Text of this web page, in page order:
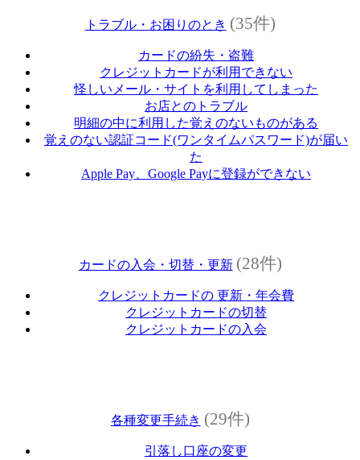
トラブル・お困りのとき (35件)
カードの紛失・盗難
クレジットカードが利用できない
怪しいメール・サイトを利用してしまった
お店とのトラブル
明細の中に利用した覚えのないものがある
覚えのない認証コード(ワンタイムパスワード)が届い
た
Apple Pay、Google Payに登録ができない
カードの入会・切替・更新 (28件)
クレジットカードの 更新・年会費
クレジットカードの切替
クレジットカードの入会
各種変更手続き (29件)
引落し口座の変更